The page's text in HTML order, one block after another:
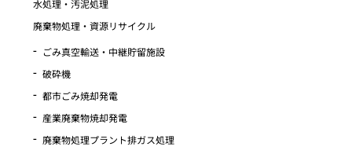
水処理・汚泥処理
廃棄物処理・資源リサイクル
ごみ真空輸送・中継貯留施設
破砕機
都市ごみ焼却発電
産業廃棄物焼却発電
廃棄物処理プラント排ガス処理